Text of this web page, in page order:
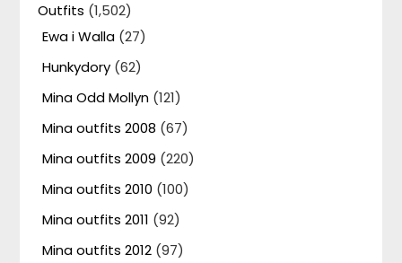
Outfits (1,502)
Ewa i Walla (27)
Hunkydory (62)
Mina Odd Mollyn (121)
Mina outfits 2008 (67)
Mina outfits 2009 (220)
Mina outfits 2010 (100)
Mina outfits 2011 (92)
Mina outfits 2012 (97)